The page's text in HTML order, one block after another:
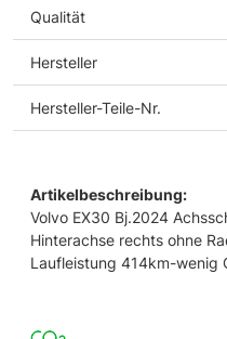
Qualität
Hersteller
Hersteller-Teile-Nr.
Artikelbeschreibung:
Volvo EX30 Bj.2024
Hinterachse rechts ohne
Laufleistung 414km-wenig